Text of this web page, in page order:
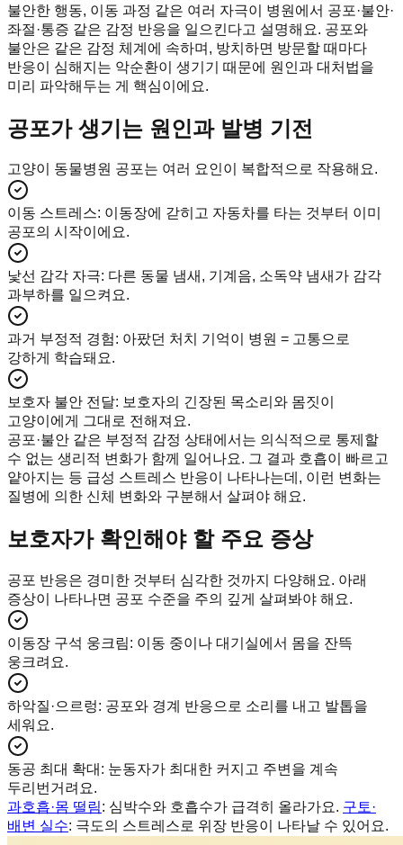
불안한 행동, 이동 과정 같은 여러 자극이 병원에서 공포·불안·
좌절·통증 같은 감정 반응을 일으킨다고 설명해요. 공포와
불안은 같은 감정 체계에 속하며, 방치하면 방문할 때마다
반응이 심해지는 악순환이 생기기 때문에 원인과 대처법을
미리 파악해두는 게 핵심이에요.
공포가 생기는 원인과 발병 기전
고양이 동물병원 공포는 여러 요인이 복합적으로 작용해요.
이동 스트레스: 이동장에 갇히고 자동차를 타는 것부터 이미
공포의 시작이에요.
낯선 감각 자극: 다른 동물 냄새, 기계음, 소독약 냄새가 감각
과부하를 일으켜요.
과거 부정적 경험: 아팠던 처치 기억이 병원 = 고통으로
강하게 학습돼요.
보호자 불안 전달: 보호자의 긴장된 목소리와 몸짓이
고양이에게 그대로 전해져요.
공포·불안 같은 부정적 감정 상태에서는 의식적으로 통제할
수 없는 생리적 변화가 함께 일어나요. 그 결과 호흡이 빠르고
얕아지는 등 급성 스트레스 반응이 나타나는데, 이런 변화는
질병에 의한 신체 변화와 구분해서 살펴야 해요.
보호자가 확인해야 할 주요 증상
공포 반응은 경미한 것부터 심각한 것까지 다양해요. 아래
증상이 나타나면 공포 수준을 주의 깊게 살펴봐야 해요.
이동장 구석 웅크림: 이동 중이나 대기실에서 몸을 잔뜩
웅크려요.
하악질·으르렁: 공포와 경계 반응으로 소리를 내고 발톱을
세워요.
동공 최대 확대 : 눈동자가 최대한 커지고 주변을 계속
두리번거려요.
과호흡·몸 떨림: 심박수와 호흡수가 급격히 올라가요. 구토·
배변 실수: 극도의 스트레스로 위장 반응이 나타날 수 있어요.